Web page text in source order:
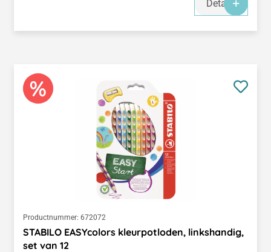
Details
Productnummer: 672072
STABILO EASYcolors kleurpotloden, linkshandig,
set van 12